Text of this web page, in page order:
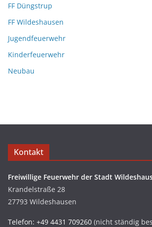
FF Düngstrup
FF Wildeshausen
Jugendfeuerwehr
Kinderfeuerwehr
Neubau
Kontakt
Freiwillige Feuerwehr der Stadt
Krandelstraße 28
27793 Wildeshausen
Telefon: +49 4431 709260 (nicht ständig